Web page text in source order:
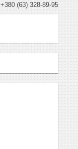
+380 (63) 328-89-95